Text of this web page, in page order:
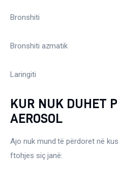
Bronshiti
Bronshiti azmatik
Laringiti
KUR NUK DUHET
AEROSOL
Ajo nuk mund të përdoret në
ftohjes siç janë: